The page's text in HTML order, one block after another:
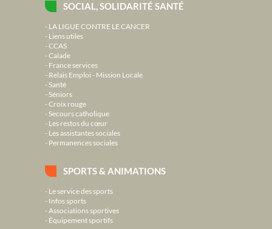
SOCIAL, SOLIDARITÉ SANTÉ
LA LIGUE CONTRE LE CANCER
Liens utiles
CCAS
Calade
France services
Relais Emploi - Mission Locale
Santé
Séniors
Croix rouge
Secours catholique
Les restos du cœur
Les assistantes sociales
Permanences sociales
SPORTS & ANIMATIONS
Le service des sports
Infos sports
Associations sportives
Équipement sportifs